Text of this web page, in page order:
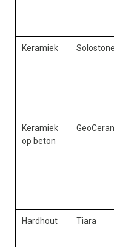
Keramiek Solostone
Keramiek
op beton
Hardhout Tiara